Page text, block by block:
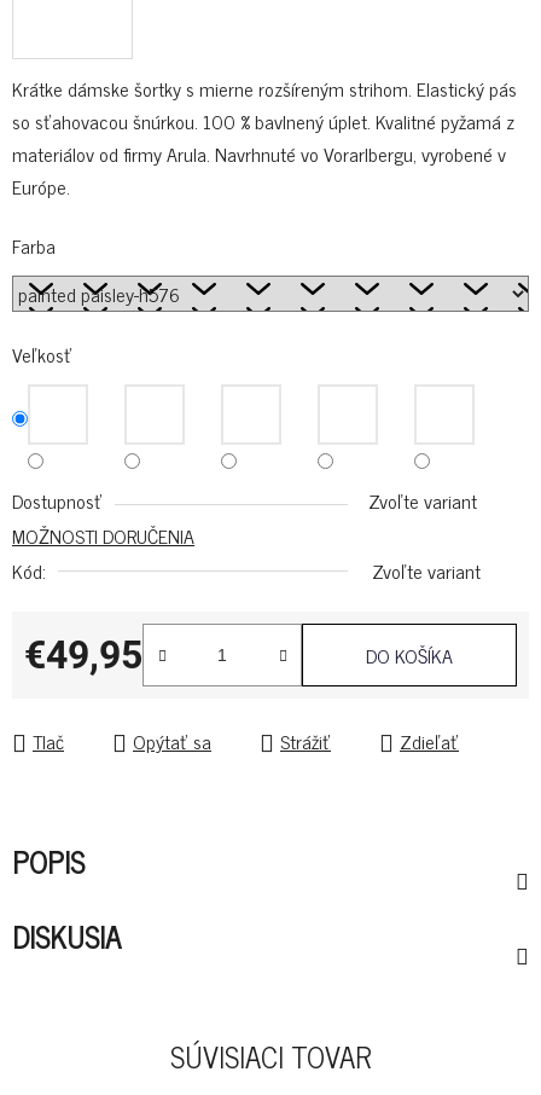
Krátke dámske šortky s mierne rozšíreným strihom. Elastický pás
so sťahovacou šnúrkou. 100 % bavlnený úplet. Kvalitné pyžamá z
materiálov od firmy Arula. Navrhnuté vo Vorarlbergu, vyrobené v
Európe.
Farba
Veľkosť
Dostupnosť
Zvoľte variant
MOŽNOSTI DORUČENIA
Kód:
Zvoľte variant
€49,95
Jednotková cena:
DO KOŠÍKA
Tlač Opýtať sa Strážiť Zdieľať
POPIS
DISKUSIA
SÚVISIACI TOVAR